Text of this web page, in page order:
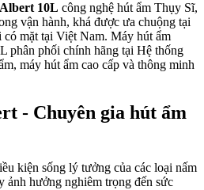
10L công nghệ hút ẩm Thụy Sĩ,
vận hành, khá được ưa chuộng tại
mặt tại Việt Nam. Máy hút ẩm
phân phối chính hãng tại Hệ thống
máy hút ẩm cao cấp và thông minh
- Chuyên gia hút ẩm
kiện sống lý tưởng của các loại nấm
ảnh hưởng nghiêm trọng đến sức